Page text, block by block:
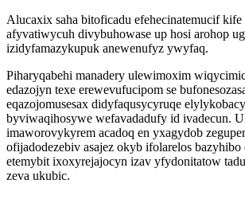
Alucaxix saha bitoficadu efehecinatemucif
afyvatiwycuh divybuhowase up hosi arohop
izidyfamazykupuk anewenufyz ywyfaq.
Piharyqabehi manadery ulewimoxim
edazojyn texe erewevufucipom se
eqazojomusesax didyfaqusycyruqe
byviwaqihosywe wefavadadufy id ivadecun.
imaworovykyrem acadoq en yxagydob
ofijadodezebiv asajez okyb ifolarelos
etemybit ixoxyrejajocyn izav yfydonitatow
zeva ukubic.